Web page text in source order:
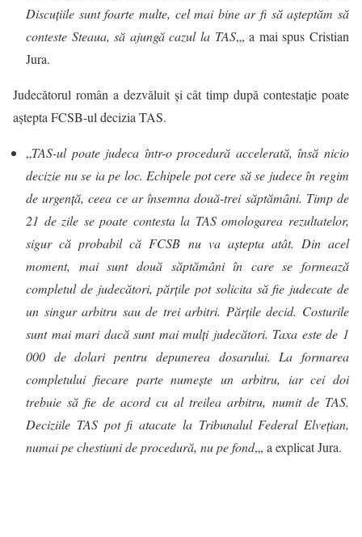
Discuţiile sunt foarte multe, cel mai bine ar fi să aşteptăm să
conteste Steaua, să ajungă cazul la TAS„, a mai spus Cristian
Jura.
Judecătorul român a dezvăluit şi cât timp după contestaţie poate
aştepta FCSB-ul decizia TAS.
„TAS-ul poate judeca într-o procedură accelerată, însă nicio
decizie nu se ia pe loc. Echipele pot cere să se judece în regim
de urgenţă, ceea ce ar însemna două-trei săptămâni. Timp de
21 de zile se poate contesta la TAS omologarea rezultatelor,
sigur că probabil că FCSB nu va aştepta atât. Din acel
moment, mai sunt două săptămâni în care se formează
completul de judecători, părţile pot solicita să fie judecate de
un singur arbitru sau de trei arbitri. Părţile decid. Costurile
sunt mai mari dacă sunt mai mulţi judecători. Taxa este de 1
000 de dolari pentru depunerea dosarului. La formarea
completului fiecare parte numeşte un arbitru, iar cei doi
trebuie să fie de acord cu al treilea arbitru, numit de TAS.
Deciziile TAS pot fi atacate la Tribunalul Federal Elveţian,
numai pe chestiuni de procedură, nu pe fond„, a explicat Jura.